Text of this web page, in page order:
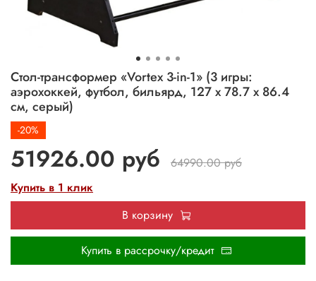
Стол-трансформер «Vortex 3-in-1» (3 игры:
аэрохоккей, футбол, бильярд, 127 х 78.7 х 86.4
см, серый)
-20%
51926.00 руб
64990.00 руб
Купить в 1 клик
В корзину
Купить в рассрочку/кредит